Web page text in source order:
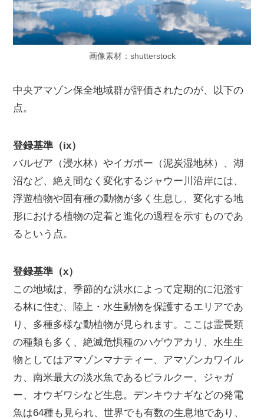
画像素材：shutterstock
中央アマゾン保全地域群が評価されたのが、以下の
点。
登録基準（ix）
バルゼア（浸水林）やイガポー（泥炭湿地林）、湖
沼など、絶え間なく変化するジャウー川沿岸には、
浮遊植物や固有種の動物が多く生息し、変化する地
形における植物の定着と進化の過程を示すものであ
るという点。
登録基準（x）
この地域は、季節的な洪水によって定期的に氾濫す
る林に住む、陸上・水生動物を保護するエリアであ
り、多種多様な動植物が見られます。ここは霊長類
の種類も多く、絶滅危惧種のハゲウアカリ、水生生
物としてはアマゾンマナティー、アマゾンカワイル
カ、南米最大の淡水魚であるピラルクー、ジャガ
ー、オウギワシなど生息。デンキウナギなどの発電
魚は64種も見られ、世界でも有数の生息地であり、